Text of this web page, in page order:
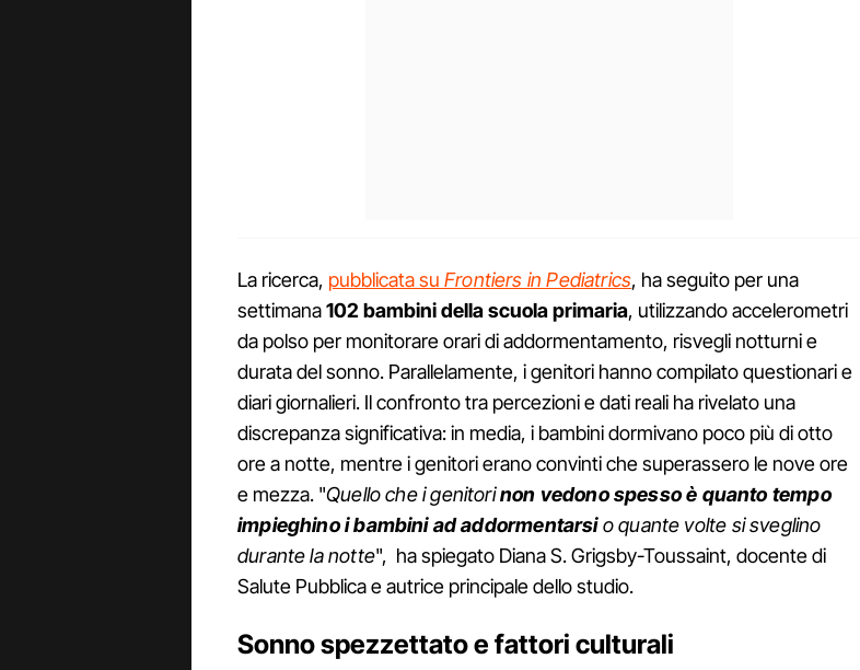
La ricerca, pubblicata su Frontiers in Pediatrics, ha seguito per una
settimana102 bambini della scuola primaria, utilizzando accelerometri
da polso per monitorare orari di addormentamento, risvegli notturni e
durata del sonno. Parallelamente, i genitori hanno compilato questionari e
diari giornalieri. Il confronto tra percezioni e dati reali ha rivelato una
discrepanza significativa: in media, i bambini dormivano poco più di otto
ore a notte, mentre i genitori erano convinti che superassero le nove ore
e mezza. "Quello che i genitorinon vedono spesso è quanto tempo
impieghino i bambini ad addormentarsio quante volte si sveglino
durante la notte", ha spiegato Diana S. Grigsby-Toussaint, docente di
Salute Pubblica e autrice principale dello studio.
Sonno spezzettato e fattori culturali